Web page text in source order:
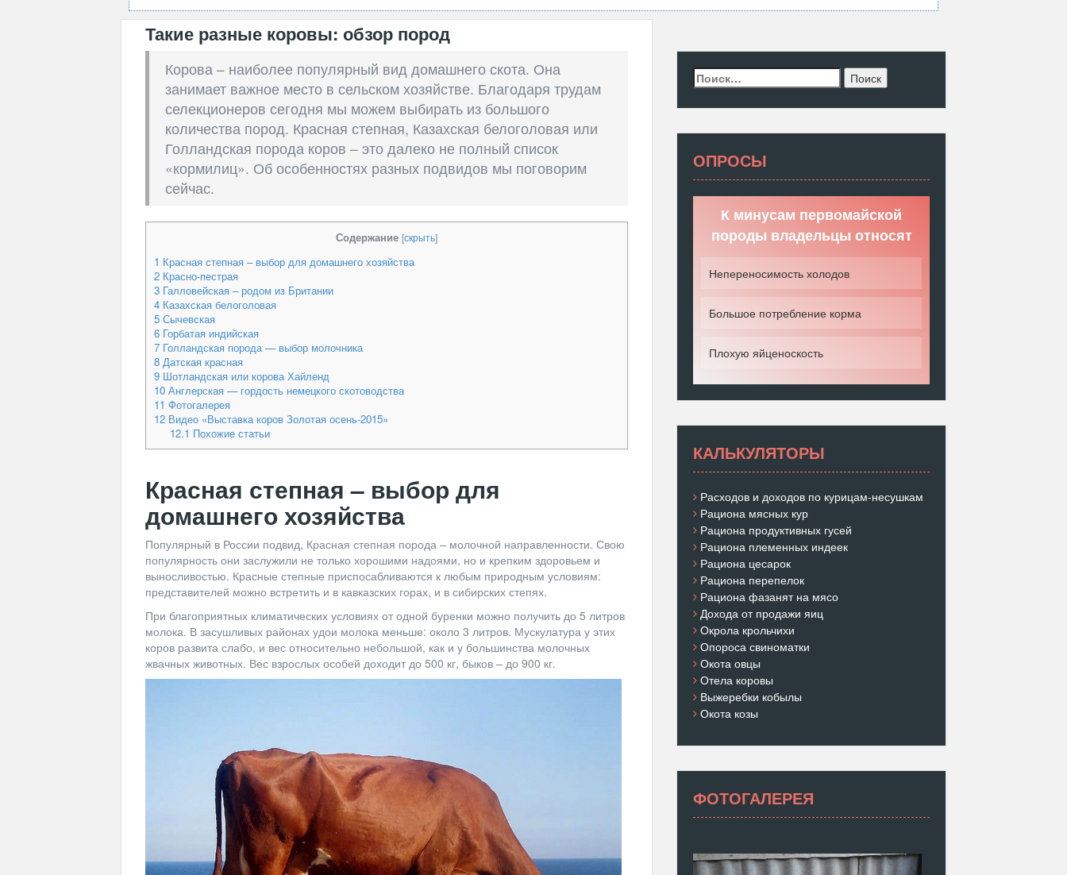
Такие разные коровы: обзор пород
Корова – наиболее популярный вид домашнего скота. Она
занимает важное место в сельском хозяйстве. Благодаря трудам
селекционеров сегодня мы можем выбирать из большого
количества пород. Красная степная, Казахская белоголовая или
Голландская порода коров – это далеко не полный список
«кормилиц». Об особенностях разных подвидов мы поговорим
сейчас.
Содержание [скрыть]
1 Красная степная – выбор для домашнего хозяйства
2 Красно-пестрая
3 Галловейская – родом из Британии
4 Казахская белоголовая
5 Сычевская
6 Горбатая индийская
7 Голландская порода — выбор молочника
8 Датская красная
9 Шотландская или корова Хайленд
10 Англерская — гордость немецкого скотоводства
11 Фотогалерея
12 Видео «Выставка коров Золотая осень-2015»
12.1 Похожие статьи
Красная степная – выбор для
домашнего хозяйства
Популярный в России подвид, Красная степная порода – молочной направленности. Свою
популярность они заслужили не только хорошими надоями, но и крепким здоровьем и
выносливостью. Красные степные приспосабливаются к любым природным условиям:
представителей можно встретить и в кавказских горах, и в сибирских степях.
При благоприятных климатических условиях от одной буренки можно получить до 5 литров
молока. В засушливых районах удои молока меньше: около 3 литров. Мускулатура у этих
коров развита слабо, и вес относительно небольшой, как и у большинства молочных
жвачных животных. Вес взрослых особей доходит до 500 кг, быков – до 900 кг.
Найти:
ОПРОСЫ
К минусам первомайской
породы владельцы относят
Непереносимость холодов
Большое потребление корма
Плохую яйценоскость
КАЛЬКУЛЯТОРЫ
Расходов и доходов по курицам-несушкам
Рациона мясных кур
Рациона продуктивных гусей
Рациона племенных индеек
Рациона цесарок
Рациона перепелок
Рациона фазанят на мясо
Дохода от продажи яиц
Окрола крольчихи
Опороса свиноматки
Окота овцы
Отела коровы
Выжеребки кобылы
Окота козы
ФОТОГАЛЕРЕЯ